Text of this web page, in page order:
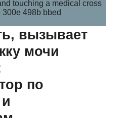
вызывает
мочи
по